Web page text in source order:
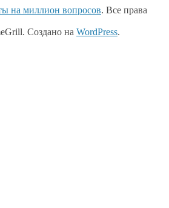
на миллион вопросов. Все права
Создано на WordPress.